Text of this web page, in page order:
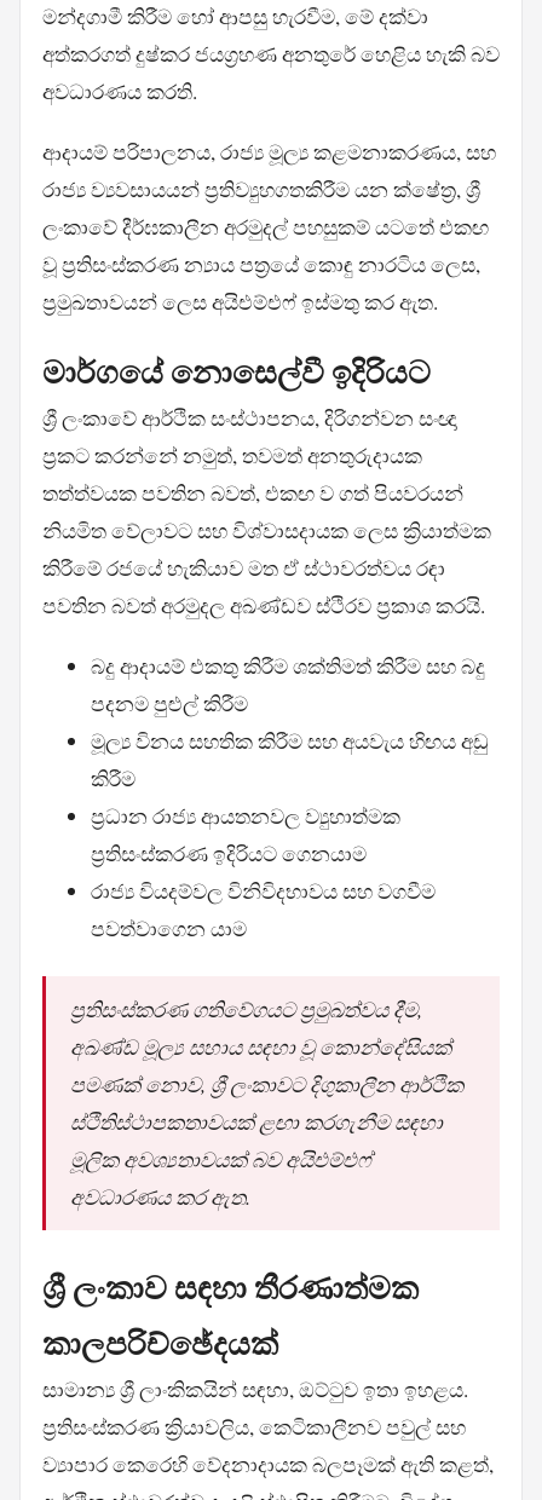
මන්දගාමී කිරීම හෝ ආපසු හැරවීම, මේ දක්වා
අත්කරගත් දුෂ්කර ජයග්‍රහණ අනතුරේ හෙළිය හැකි බව
අවධාරණය කරති.
ආදායම් පරිපාලනය, රාජ්‍ය මූල්‍ය කළමනාකරණය, සහ
රාජ්‍ය ව්‍යවසායයන් ප්‍රතිව්‍යුහගතකිරීම යන ක්ෂේත්‍ර, ශ්‍රී
ලංකාවේ දීර්ඝකාලීන අරමුදල් පහසුකම් යටතේ එකඟ
වූ ප්‍රතිසංස්කරණ න්‍යාය පත්‍රයේ කොඳු නාරටිය ලෙස,
ප්‍රමුඛතාවයන් ලෙස අයිඑම්එෆ් ඉස්මතු කර ඇත.
මාර්ගයේ නොසෙල්වී ඉදිරියට
ශ්‍රී ලංකාවේ ආර්ථික සංස්ථාපනය, දිරිගන්වන සංඥා
ප්‍රකට කරන්නේ නමුත්, තවමත් අනතුරුදායක
තත්ත්වයක පවතින බවත්, එකඟ ව ගත් පියවරයන්
නියමිත වේලාවට සහ විශ්වාසදායක ලෙස ක්‍රියාත්මක
කිරීමේ රජයේ හැකියාව මත ඒ ස්ථාවරත්වය රඳා
පවතින බවත් අරමුදල අඛණ්ඩව ස්ථිරව ප්‍රකාශ කරයි.
බදු ආදායම් එකතු කිරීම ශක්තිමත් කිරීම සහ බදු
පදනම පුළුල් කිරීම
මූල්‍ය විනය සහතික කිරීම සහ අයවැය හිඟය අඩු
කිරීම
ප්‍රධාන රාජ්‍ය ආයතනවල ව්‍යුහාත්මක
ප්‍රතිසංස්කරණ ඉදිරියට ගෙනයාම
රාජ්‍ය වියදම්වල විනිවිදභාවය සහ වගවීම
පවත්වාගෙන යාම
ප්‍රතිසංස්කරණ ගතිවේගයට ප්‍රමුඛත්වය දීම,
අඛණ්ඩ මූල්‍ය සහාය සඳහා වූ කොන්දේසියක්
පමණක් නොව, ශ්‍රී ලංකාවට දිගුකාලීන ආර්ථික
ස්ථිතිස්ථාපකතාවයක් ළඟා කරගැනීම සඳහා
මූලික අවශ්‍යතාවයක් බව අයිඑම්එෆ්
අවධාරණය කර ඇත.
ශ්‍රී ලංකාව සඳහා තීරණාත්මක
කාලපරිච්ඡේදයක්
සාමාන්‍ය ශ්‍රී ලාංකිකයින් සඳහා, ඔට්ටුව ඉතා ඉහළය.
ප්‍රතිසංස්කරණ ක්‍රියාවලිය, කෙටිකාලීනව පවුල් සහ
ව්‍යාපාර කෙරෙහි වේදනාදායක බලපෑමක් ඇති කළත්,